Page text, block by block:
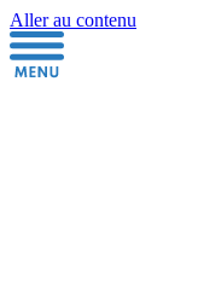
Aller au contenu